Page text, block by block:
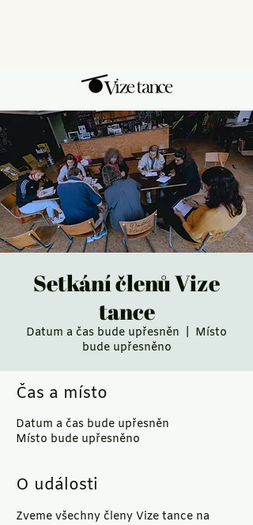
Setkání členů Vize
tance
Datum a čas bude upřesněn
Místo
bude upřesněno
Čas a místo
Datum a čas bude upřesněn
Místo bude upřesněno
O události
Zveme všechny členy Vize tance na